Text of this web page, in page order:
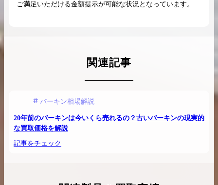
ご満足いただける金額提示が可能な状況となっています。
関連記事
バーキン相場解説
20年前のバーキンは今いくら売れるの？古いバーキンの現実的
な買取価格を解説
記事をチェック